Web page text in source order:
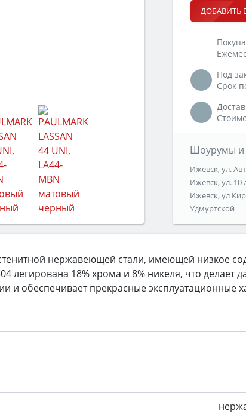
ДОБАВИТЬ
Под
Срок
Шоурумы и
Ижевск, ул.
Ижевск, ул. 10
Ижевск, ул
Удмуртской
нержавеющей стали, имеющей низкое
легирована 18% хрома и 8% никеля, что делает
и обеспечивает прекрасные эксплуатационные